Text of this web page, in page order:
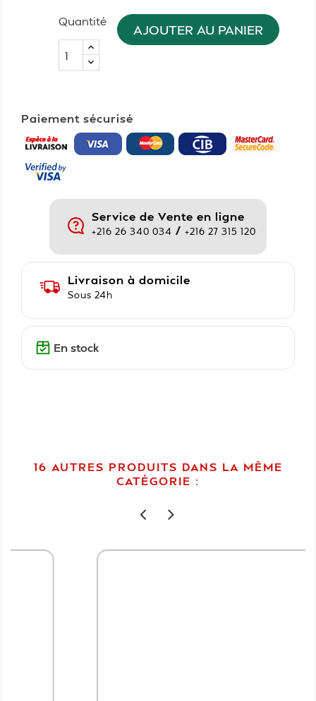
Quantité
AJOUTER AU PANIER
Paiement sécurisé
Service de Vente en ligne
+216 26 340 034 / +216 27 315 120
Livraison à domicile
Sous 24h
En stock
16 AUTRES PRODUITS DANS LA MÊME
CATÉGORIE :